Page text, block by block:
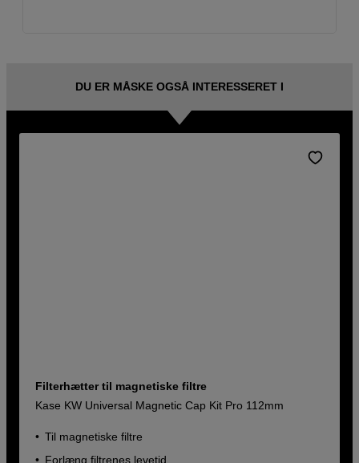
DU ER MÅSKE OGSÅ INTERESSERET I
Filterhætter til magnetiske filtre
Kase KW Universal Magnetic Cap Kit Pro 112mm
Til magnetiske filtre
Forlæng filtrenes levetid